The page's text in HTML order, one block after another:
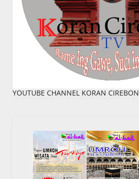
YOUTUBE CHANNEL KORAN CIREBON